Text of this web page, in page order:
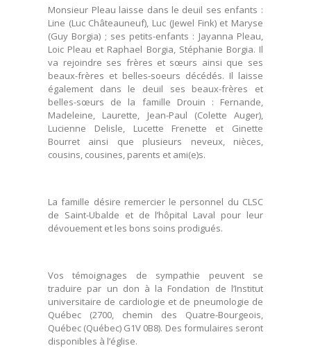
Monsieur Pleau laisse dans le deuil ses enfants :
Line (Luc Châteauneuf), Luc (Jewel Fink) et Maryse
(Guy Borgia) ; ses petits-enfants : Jayanna Pleau,
Loic Pleau et Raphael Borgia, Stéphanie Borgia. Il
va rejoindre ses frères et sœurs ainsi que ses
beaux-frères et belles-soeurs décédés. Il laisse
également dans le deuil ses beaux-frères et
belles-sœurs de la famille Drouin : Fernande,
Madeleine, Laurette, Jean-Paul (Colette Auger),
Lucienne Delisle, Lucette Frenette et Ginette
Bourret ainsi que plusieurs neveux, nièces,
cousins, cousines, parents et ami(e)s.
La famille désire remercier le personnel du CLSC
de Saint-Ubalde et de l’hôpital Laval pour leur
dévouement et les bons soins prodigués.
Vos témoignages de sympathie peuvent se
traduire par un don à la Fondation de l’Institut
universitaire de cardiologie et de pneumologie de
Québec (2700, chemin des Quatre-Bourgeois,
Québec (Québec) G1V 0B8). Des formulaires seront
disponibles à l’église.